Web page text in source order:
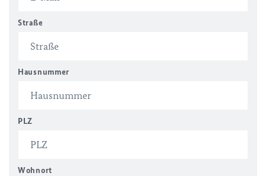
Straße
Hausnummer
PLZ
Wohnort